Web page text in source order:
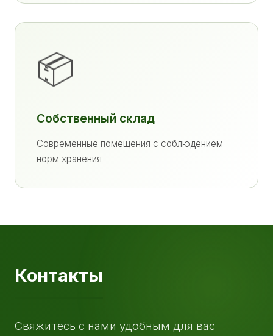
📦
Собственный склад
Современные помещения с соблюдением
норм хранения
Контакты
Свяжитесь с нами удобным для вас